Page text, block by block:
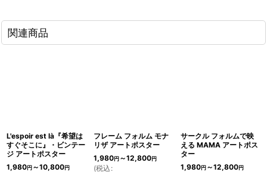
関連商品
L'espoir est là『希望は
すぐそこに』・ビンテー
ジ アートポスター
1,980円～10,800円
フレーム フォルム モナ
リザ アートポスター
1,980円～12,800円
(税込 :
サークル フォルムで映
える MAMA アートポス
ター
1,980円～12,800円